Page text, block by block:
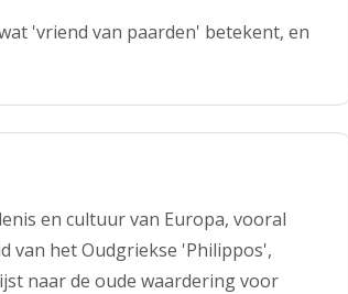
'vriend van paarden' betekent, en
en cultuur van Europa, vooral
van het Oudgriekse 'Philippos',
naar de oude waardering voor